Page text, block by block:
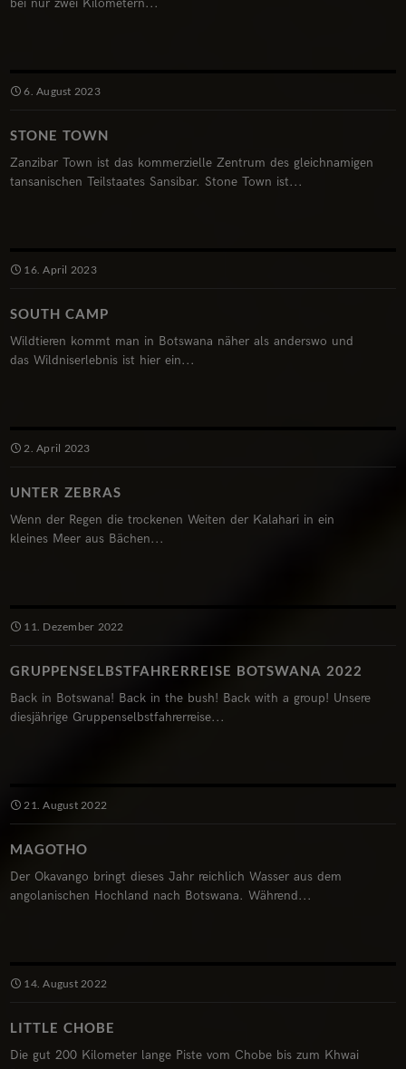
bei nur zwei Kilometern...
6. August 2023
STONE TOWN
Zanzibar Town ist das kommerzielle Zentrum des gleichnamigen
tansanischen Teilstaates Sansibar. Stone Town ist...
16. April 2023
SOUTH CAMP
Wildtieren kommt man in Botswana näher als anderswo und
das Wildniserlebnis ist hier ein...
2. April 2023
UNTER ZEBRAS
Wenn der Regen die trockenen Weiten der Kalahari in ein
kleines Meer aus Bächen...
11. Dezember 2022
GRUPPENSELBSTFAHRERREISE BOTSWANA 2022
Back in Botswana! Back in the bush! Back with a group! Unsere
diesjährige Gruppenselbstfahrerreise...
21. August 2022
MAGOTHO
Der Okavango bringt dieses Jahr reichlich Wasser aus dem
angolanischen Hochland nach Botswana. Während...
14. August 2022
LITTLE CHOBE
Die gut 200 Kilometer lange Piste vom Chobe bis zum Khwai